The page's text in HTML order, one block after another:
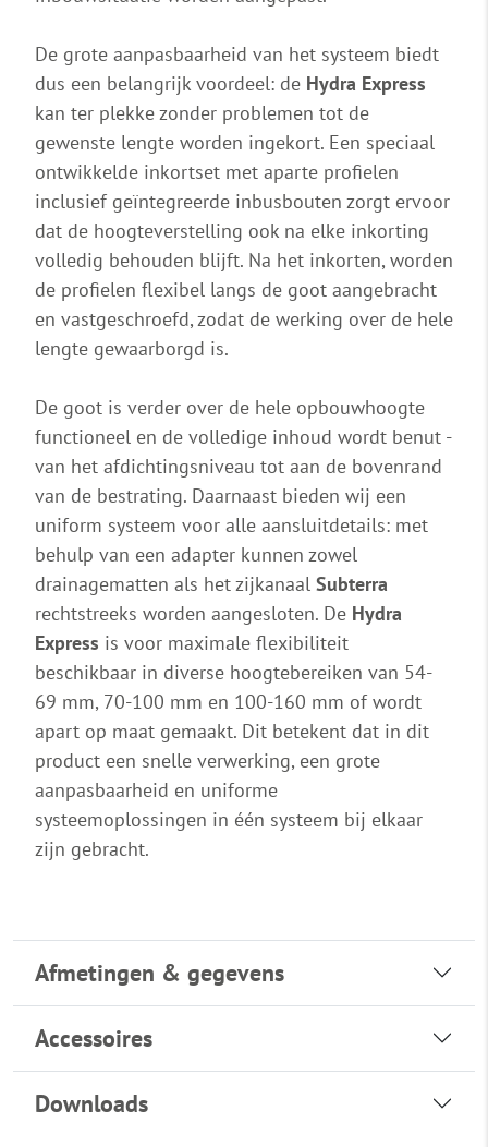
De grote aanpasbaarheid van het systeem biedt
dus een belangrijk voordeel: de Hydra Express
kan ter plekke zonder problemen tot de
gewenste lengte worden ingekort. Een speciaal
ontwikkelde inkortset met aparte profielen
inclusief geïntegreerde inbusbouten zorgt ervoor
dat de hoogteverstelling ook na elke inkorting
volledig behouden blijft. Na het inkorten, worden
de profielen flexibel langs de goot aangebracht
en vastgeschroefd, zodat de werking over de hele
lengte gewaarborgd is.
De goot is verder over de hele opbouwhoogte
functioneel en de volledige inhoud wordt benut -
van het afdichtingsniveau tot aan de bovenrand
van de bestrating. Daarnaast bieden wij een
uniform systeem voor alle aansluitdetails: met
behulp van een adapter kunnen zowel
drainagematten als het zijkanaal Subterra
rechtstreeks worden aangesloten. De Hydra
Express is voor maximale flexibiliteit
beschikbaar in diverse hoogtebereiken van 54-
69 mm, 70-100 mm en 100-160 mm of wordt
apart op maat gemaakt. Dit betekent dat in dit
product een snelle verwerking, een grote
aanpasbaarheid en uniforme
systeemoplossingen in één systeem bij elkaar
zijn gebracht.
Afmetingen & gegevens
Accessoires
Downloads